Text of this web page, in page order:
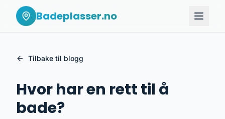
Badeplasser.no
Tilbake til blogg
Hvor har en rett til å
bade?